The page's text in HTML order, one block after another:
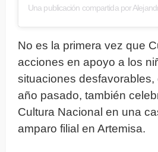
No es la primera vez que
acciones en apoyo a los
situaciones desfavorables,
año pasado, también
Cultura Nacional en una
amparo filial en Artemisa.